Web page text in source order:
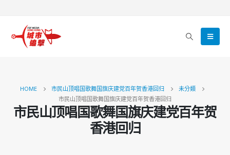
HOME 市民山顶唱国歌舞国旗庆建党百年贺香港回归
未分類
市民山顶唱国歌舞国旗庆建党百年贺香港回归
市民山顶唱国歌舞国旗庆建党百年贺
香港回归